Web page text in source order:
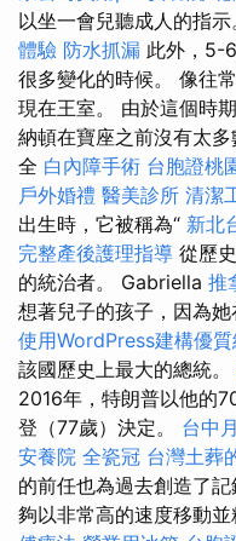
以坐一會兒聽成人的指示
體驗 防水抓漏 此外，5-
很多變化的時候。 像往
現在王室。 由於這個時
納頓在寶座之前沒有太
全 白內障手術 台胞證桃
戶外婚禮 醫美診所 清潔
出生時，它被稱為“ 新北
完整產後護理指導 從歷
的統治者。 Gabriella 推
想著兒子的孩子，因為她
使用WordPress建構優
該國歷史上最大的總統。
2016年，特朗普以他的
登（77歲）決定。 台中
安養院 全瓷冠 台灣土葬
的前任也為過去創造了
夠以非常高的速度移動並